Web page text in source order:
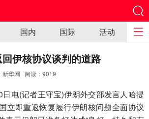
国内 国际 活动
伊核协议谈判的道路
华网 阅读： 9019
电(记者王守宝)伊朗外交部发言人哈提
立即重返恢复履行伊朗核问题全面协议